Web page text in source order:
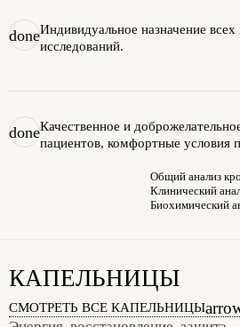
doneИндивидуальное назначение
исследований.
doneКачественное и
пациентов, комфортные условия
Общий анализ
Клинический
Биохимический
КАПЕЛЬНИЦЫ
СМОТРЕТЬ ВСЕ КАПЕЛЬНИЦЫ